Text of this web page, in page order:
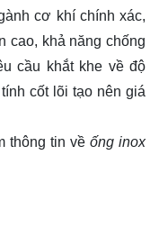
cơ khí chính xác,
cao, khả năng chống
cầu khắt khe về độ
cốt lõi tạo nên giá
thông tin về ống inox